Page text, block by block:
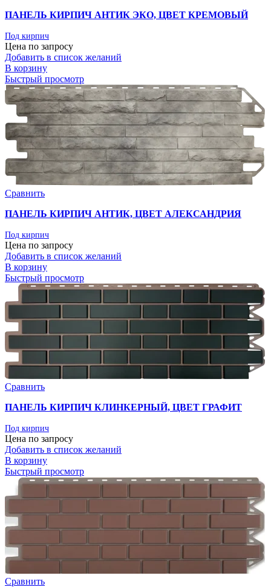
ПАНЕЛЬ КИРПИЧ АНТИК ЭКО, ЦВЕТ КРЕМОВЫЙ
Под кирпич
Цена по запросу
Добавить в список желаний
В корзину
Быстрый просмотр
Сравнить
ПАНЕЛЬ КИРПИЧ АНТИК, ЦВЕТ АЛЕКСАНДРИЯ
Под кирпич
Цена по запросу
Добавить в список желаний
В корзину
Быстрый просмотр
Сравнить
ПАНЕЛЬ КИРПИЧ КЛИНКЕРНЫЙ, ЦВЕТ ГРАФИТ
Под кирпич
Цена по запросу
Добавить в список желаний
В корзину
Быстрый просмотр
Сравнить